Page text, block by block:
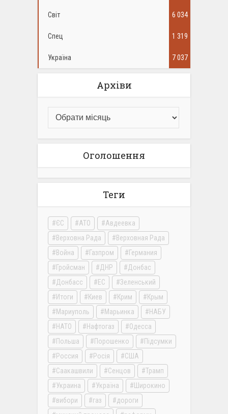
Світ 6 034
Спец 1 319
Україна 7 037
Архіви
Оголошення
Теги
ЄС АТО
Авдеевка
Верховна Рада
Верховная Рада
Война
Газпром
Германия
Гройсман
ДНР
Донбас
Донбасс
ЕС
Зеленський
Итоги
Киев Крим
Крым
Мариуполь
Марьинка
НАБУ
НАТО
Нафтогаз
Одесса
Польша
Порошенко
Підсумки
Россия
Росія
США
Саакашвили
Сенцов
Трамп
Украина
Україна
Широкино
вибори
газ
дороги